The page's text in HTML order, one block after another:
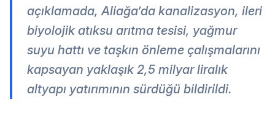
açıklamada, Aliağa’da kanalizasyon, ileri
biyolojik atıksu arıtma tesisi, yağmur
suyu hattı ve taşkın önleme çalışmalarını
kapsayan yaklaşık 2,5 milyar liralık
altyapı yatırımının sürdüğü bildirildi.